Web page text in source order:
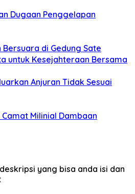
Dugaan Penggelapan
di Gedung Sate
untuk Kesejahteraan Bersama
Anjuran Tidak Sesuai
Milinial Dambaan
yang bisa anda isi dan